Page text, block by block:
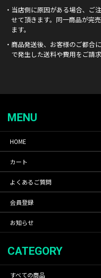
・当店側に原因がある場合、ご
せて頂きます。同一商品が完
ます。
・商品発送後、お客様のご都合
で発生した送料や費用をご請
MENU
HOME
カート
よくあるご質問
会員登録
お知らせ
CATEGORY
すべての商品